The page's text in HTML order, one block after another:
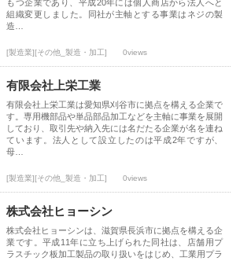
もつ企業であり、平成20年には個人商店から法人へと
組織変更しました。同社が主軸とする事業はネジの製
造…
[製造業][その他_製造・加工] 0views
有限会社上栄工業
有限会社上栄工業は愛知県刈谷市に拠点を構える企業で
す。専用機部品や単品部品加工などを主軸に事業を展開
しており、取引先や納入先には名だたる企業が名を連ね
ています。法人として設立したのは平成2年ですが、
母…
[製造業][その他_製造・加工] 0views
株式会社ヒョーシン
株式会社ヒョーシンは、滋賀県長浜市に拠点を構える企
業です。平成11年に立ち上げられた同社は、店舗用プ
ラスチック板加工製品の取り扱いをはじめ、工業用プラ